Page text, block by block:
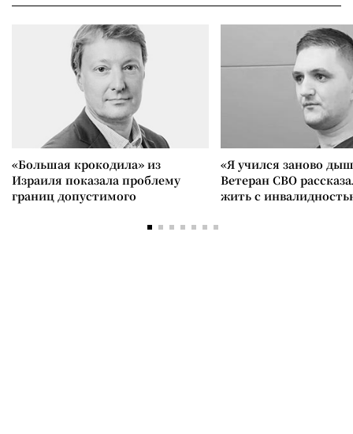
«Большая крокодила» из
Израиля показала проблему
границ допустимого
«Я учился заново
Ветеран СВО
жить с